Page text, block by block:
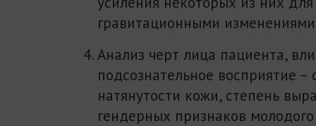
гравитационными
Анализ черт лица пациента,
подсознательное восприятие –
натянутости кожи, степень
гендерных признаков